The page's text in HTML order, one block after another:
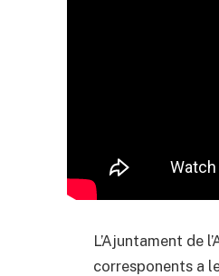
L’Ajuntament de
corresponents a